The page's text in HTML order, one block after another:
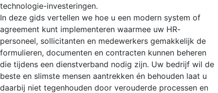
technologie-investeringen.
In deze gids vertellen we hoe u een modern system of
agreement kunt implementeren waarmee uw HR-
personeel, sollicitanten en medewerkers gemakkelijk de
formulieren, documenten en contracten kunnen beheren
die tijdens een dienstverband nodig zijn. Uw bedrijf wil de
beste en slimste mensen aantrekken én behouden laat u
daarbij niet tegenhouden door verouderde processen en